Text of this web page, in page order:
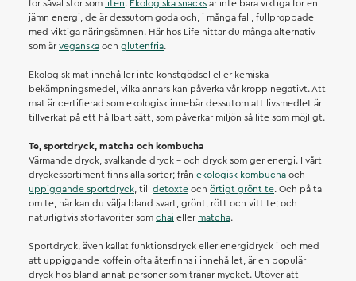
för såväl stor som liten. Ekologiska snacks är inte bara viktiga för en
jämn energi, de är dessutom goda och, i många fall, fullproppade
med viktiga näringsämnen. Här hos Life hittar du många alternativ
som är veganska och glutenfria.
Ekologisk mat innehåller inte konstgödsel eller kemiska
bekämpningsmedel, vilka annars kan påverka vår kropp negativt. Att
mat är certifierad som ekologisk innebär dessutom att livsmedlet är
tillverkat på ett hållbart sätt, som påverkar miljön så lite som möjligt.
Te, sportdryck, matcha och kombucha
Värmande dryck, svalkande dryck – och dryck som ger energi. I vårt
dryckessortiment finns alla sorter; från ekologisk kombucha och
uppiggande sportdryck , till detoxte och örtigt grönt te. Och på tal
om te, här kan du välja bland svart, grönt, rött och vitt te; och
naturligtvis storfavoriter som chai eller matcha.
Sportdryck, även kallat funktionsdryck eller energidryck i och med
att uppiggande koffein ofta återfinns i innehållet, är en populär
dryck hos bland annat personer som tränar mycket. Utöver att